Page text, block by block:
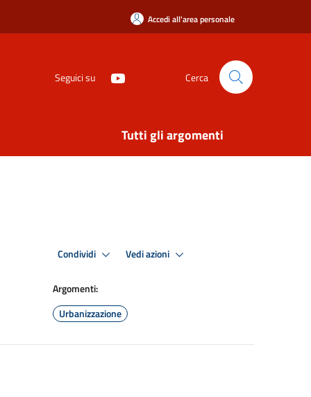
Accedi all'area personale
Seguici su Cerca
Tutti gli argomenti
Condividi Vedi azioni
Argomenti:
Urbanizzazione